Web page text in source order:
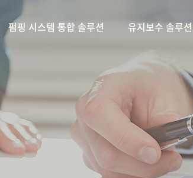
펌핑 시스템 통합 솔루션 유지보수 솔루션